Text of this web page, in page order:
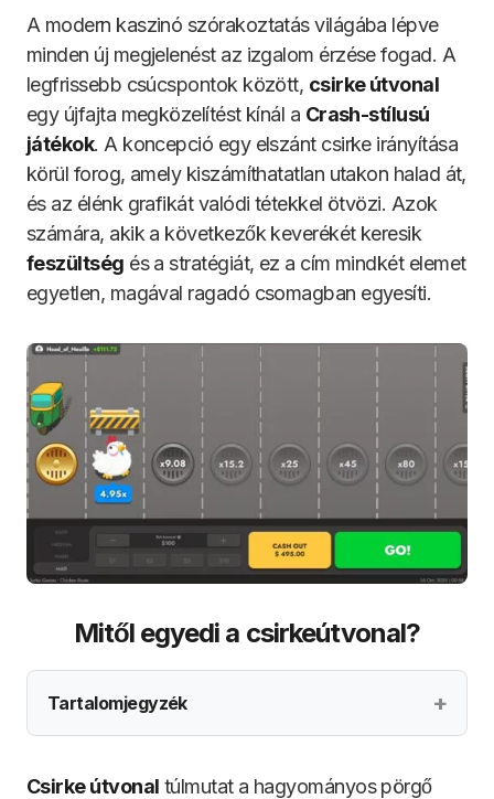
A modern kaszinó szórakoztatás világába lépve
minden új megjelenést az izgalom érzése fogad. A
legfrissebb csúcspontok között, csirke útvonal
egy újfajta megközelítést kínál a Crash-stílusú
játékok. A koncepció egy elszánt csirke irányítása
körül forog, amely kiszámíthatatlan utakon halad át,
és az élénk grafikát valódi tétekkel ötvözi. Azok
számára, akik a következők keverékét keresik
feszültség és a stratégiát, ez a cím mindkét elemet
egyetlen, magával ragadó csomagban egyesíti.
Mitől egyedi a csirkeútvonal?
Tartalomjegyzék
Csirke útvonal túlmutat a hagyományos pörgő